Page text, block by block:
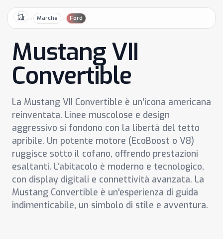
HomeMarche Ford
Mustang VII
Convertible
La Mustang VII Convertible è un'icona americana
reinventata. Linee muscolose e design
aggressivo si fondono con la libertà del tetto
apribile. Un potente motore (EcoBoost o V8)
ruggisce sotto il cofano, offrendo prestazioni
esaltanti. L'abitacolo è moderno e tecnologico,
con display digitali e connettività avanzata. La
Mustang Convertible è un'esperienza di guida
indimenticabile, un simbolo di stile e avventura.